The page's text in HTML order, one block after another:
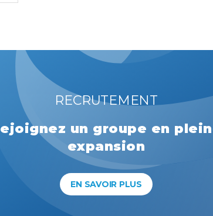
RECRUTEMENT
un groupe en
expansion
EN SAVOIR PLUS